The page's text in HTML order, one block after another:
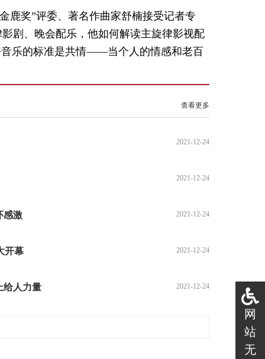
网
站
无
鹿奖”评委、著名作曲家舒楠接受记者专
剧、晚会配乐，他如何解读主旋律影视配
音乐的标准是共情——当个人的情感和老百
查看更多
2021-12-24
2021-12-24
感激 2021-12-24
开幕 2021-12-24
给人力量 2021-12-24